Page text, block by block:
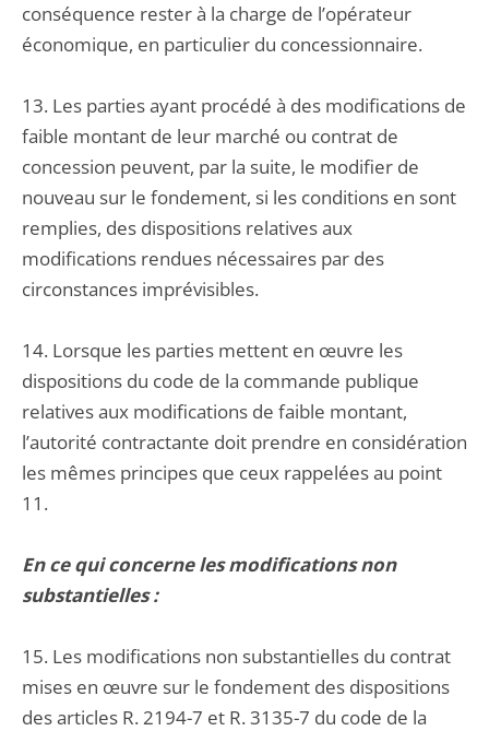
conséquence rester à la charge de l’opérateur
économique, en particulier du concessionnaire.
13. Les parties ayant procédé à des modifications de
faible montant de leur marché ou contrat de
concession peuvent, par la suite, le modifier de
nouveau sur le fondement, si les conditions en sont
remplies, des dispositions relatives aux
modifications rendues nécessaires par des
circonstances imprévisibles.
14. Lorsque les parties mettent en œuvre les
dispositions du code de la commande publique
relatives aux modifications de faible montant,
l’autorité contractante doit prendre en considération
les mêmes principes que ceux rappelées au point
11.
En ce qui concerne les modifications non
substantielles :
15. Les modifications non substantielles du contrat
mises en œuvre sur le fondement des dispositions
des articles R. 2194-7 et R. 3135-7 du code de la